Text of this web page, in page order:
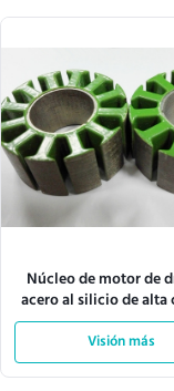
Núcleo de motor de
acero al silicio de alta
con baja pérdida en el
dimensionesVisión más